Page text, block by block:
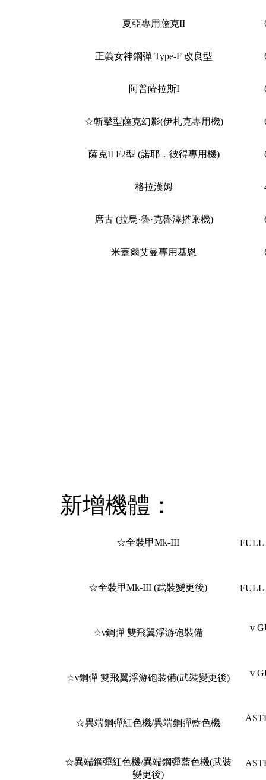
夏亞專用薩克II
正義女神鋼彈 Type-F 改良型
阿普薩拉斯I
☆斬擊型薩克幻影(伊札克專用機)
薩克II F2型 (諾耶．彼得專用機)
格拉漢姆
席古 (拉烏·魯·克魯澤搭乘機)
米蓋爾艾曼專用基恩
新增機體：
☆全裝甲Mk-III FULL
☆全裝甲Mk-III (武裝變更後) FULL
☆ν鋼彈 雙飛翼浮游砲裝備 v
☆ν鋼彈 雙飛翼浮游砲裝備(武裝變更後) v
☆異端鋼彈紅色機/異端鋼彈藍色機
☆異端鋼彈紅色機/異端鋼彈藍色機(武裝
變更後)